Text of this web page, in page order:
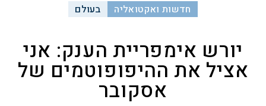
חדשות ואקטואליה בעולם
יורש אימפריית הענק: אני
אציל את ההיפופוטמים של
אסקובר